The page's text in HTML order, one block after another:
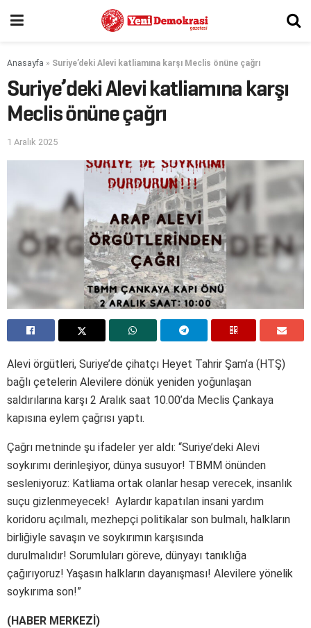
Anasayfa » Suriye’deki Alevi katliamına karşı Meclis önüne çağrı
Suriye’deki Alevi katliamına karşı
Meclis önüne çağrı
1 Aralık 2025
Alevi örgütleri, Suriye’de çihatçı Heyet Tahrir Şam’a (HTŞ)
bağlı çetelerin Alevilere dönük yeniden yoğunlaşan
saldırılarına karşı 2 Aralık saat 10.00’da Meclis Çankaya
kapısına eylem çağrısı yaptı.
Çağrı metninde şu ifadeler yer aldı: “Suriye’deki Alevi
soykırımı derinleşiyor, dünya susuyor! TBMM önünden
sesleniyoruz: Katliama ortak olanlar hesap verecek, insanlık
suçu gizlenmeyecek! Aylardır kapatılan insani yardım
koridoru açılmalı, mezhepçi politikalar son bulmalı, halkların
birliğiyle savaşın ve soykırımın karşısında
durulmalıdır! Sorumluları göreve, dünyayı tanıklığa
çağırıyoruz! Yaşasın halkların dayanışması! Alevilere yönelik
soykırıma son!”
(HABER MERKEZİ)